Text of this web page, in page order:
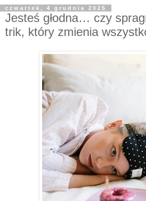
czwartek, 4 grudnia 2025
Jesteś głodna… czy
trik, który zmienia